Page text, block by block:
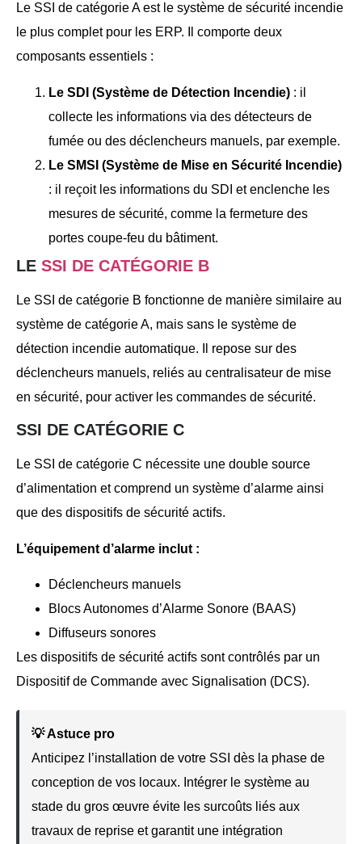
Le SSI de catégorie A est le système de sécurité incendie
le plus complet pour les ERP. Il comporte deux
composants essentiels :
Le SDI (Système de Détection Incendie) : il
collecte les informations via des détecteurs de
fumée ou des déclencheurs manuels, par exemple.
Le SMSI (Système de Mise en Sécurité Incendie)
: il reçoit les informations du SDI et enclenche les
mesures de sécurité, comme la fermeture des
portes coupe-feu du bâtiment.
LE SSI DE CATÉGORIE B
Le SSI de catégorie B fonctionne de manière similaire au
système de catégorie A, mais sans le système de
détection incendie automatique. Il repose sur des
déclencheurs manuels, reliés au centralisateur de mise
en sécurité, pour activer les commandes de sécurité.
SSI DE CATÉGORIE C
Le SSI de catégorie C nécessite une double source
d’alimentation et comprend un système d’alarme ainsi
que des dispositifs de sécurité actifs.
L’équipement d’alarme inclut :
Déclencheurs manuels
Blocs Autonomes d’Alarme Sonore (BAAS)
Diffuseurs sonores
Les dispositifs de sécurité actifs sont contrôlés par un
Dispositif de Commande avec Signalisation (DCS).
💡 Astuce pro
Anticipez l’installation de votre SSI dès la phase de
conception de vos locaux. Intégrer le système au
stade du gros œuvre évite les surcoûts liés aux
travaux de reprise et garantit une intégration